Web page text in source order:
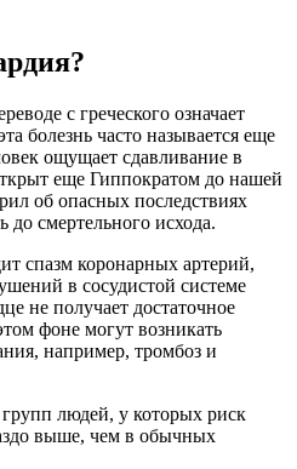
с греческого означает
болезнь часто называется еще
ощущает сдавливание в
еще Гиппократом до нашей
об опасных последствиях
до смертельного исхода.
спазм коронарных артерий,
в сосудистой системе
не получает достаточное
фоне могут возникать
например, тромбоз и
людей, у которых риск
выше, чем в обычных